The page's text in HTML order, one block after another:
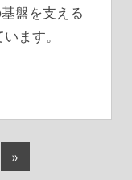
盤を支える
ます。
次
»